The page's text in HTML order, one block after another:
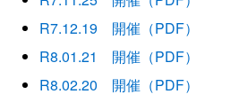
R7.12.19 開催 （PDF）
R8.01.21 開催 （PDF）
R8.02.20 開催 （PDF）